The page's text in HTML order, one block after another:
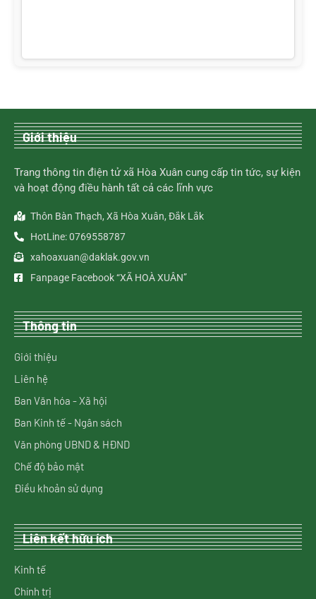
Giới thiệu
Trang thông tin điện tử xã Hòa Xuân cung cấp tin tức, sự kiện
và hoạt động điều hành tất cả các lĩnh vực
Thôn Bàn Thạch, Xã Hòa Xuân, Đắk Lắk
HotLine: 0769558787
xahoaxuan@daklak.gov.vn
Fanpage Facebook “XÃ HOÀ XUÂN”
Thông tin
Giới thiệu
Liên hệ
Ban Văn hóa - Xã hội
Ban Kinh tế - Ngân sách
Văn phòng UBND & HĐND
Chế độ bảo mật
Điều khoản sử dụng
Liên kết hữu ích
Kinh tế
Chính trị